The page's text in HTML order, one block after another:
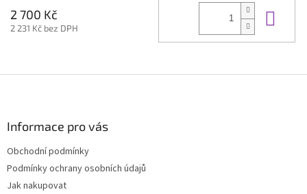
2 700 Kč
2 231 Kč bez DPH
Informace pro vás
Obchodní podmínky
Podmínky ochrany osobních údajů
Jak nakupovat